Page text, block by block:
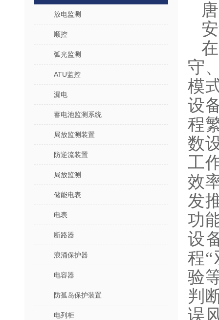
放电监测
顺控
弧光监测
ATU监控
漏电
蓄电池监测系统
局放监测装置
防逆流装置
局放监测
储能电表
电表
断路器
浪涌保护器
电容器
防孤岛保护装置
电列柜
守
模
设
程
数
工
效
发
功
设
程
验
判
误